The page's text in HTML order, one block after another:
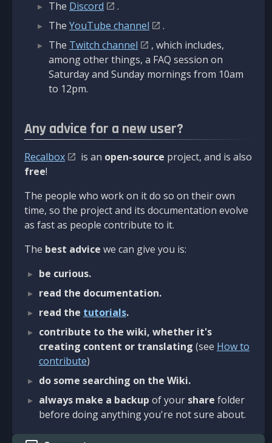
The Discord
.
The YouTube channel
.
The Twitch channel
, which includes,
among other things, a FAQ session on
Saturday and Sunday mornings from 10am
to 12pm.
Any advice for a new user?
Recalbox is an open-source project, and is also
free!
The people who work on it do so on their own
time, so the project and its documentation evolve
as fast as people contribute to it.
The best advice we can give you is:
be curious.
read the documentation.
read the tutorials.
contribute to the wiki, whether it's
creating content or translating (see How to
contribute)
do some searching on the Wiki.
always make a backup of your share folder
before doing anything you're not sure about.